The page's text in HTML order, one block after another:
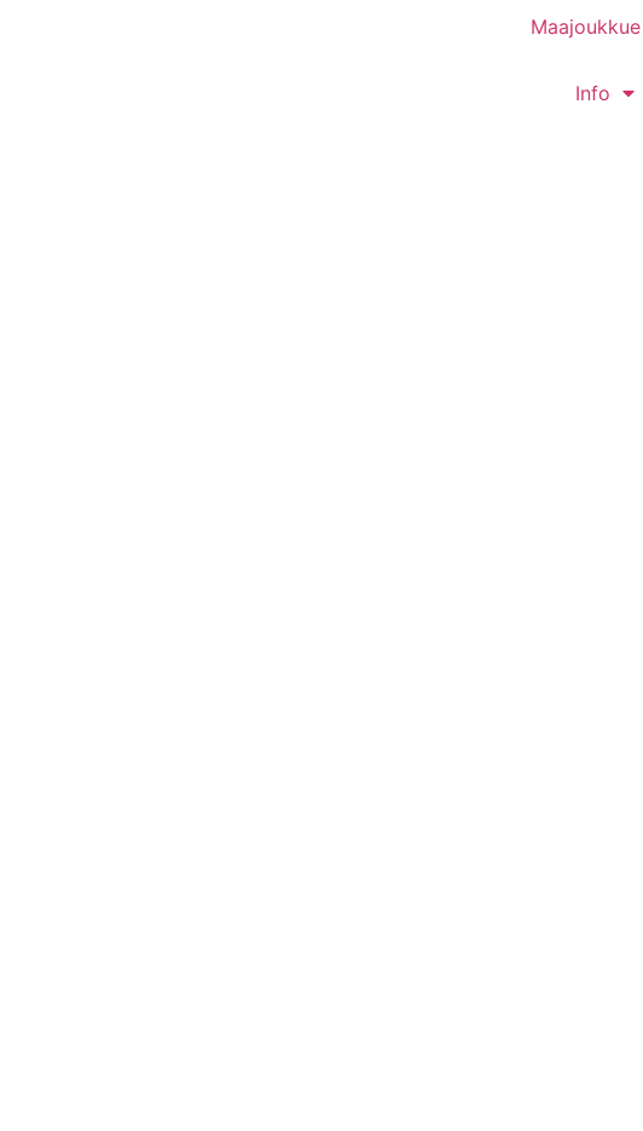
Maajoukkue
Info